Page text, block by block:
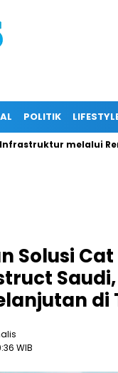
POLITIK
melalui Renovasi
Solusi
di
WIB